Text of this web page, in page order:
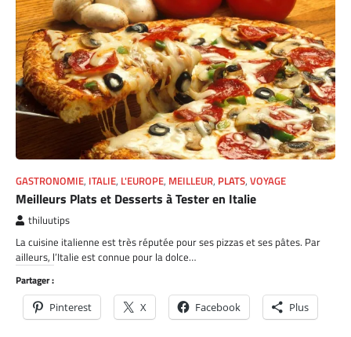
GASTRONOMIE, ITALIE, L'EUROPE, MEILLEUR, PLATS, VOYAGE
Meilleurs Plats et Desserts à Tester en Italie
thiluutips
La cuisine italienne est très réputée pour ses pizzas et ses pâtes. Par
ailleurs, l’Italie est connue pour la dolce…
Partager :
Pinterest X Facebook Plus